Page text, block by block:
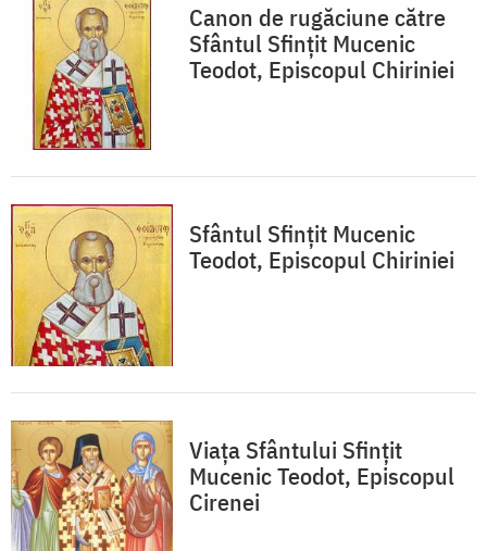
Canon de rugăciune către
Sfântul Sfinţit Mucenic
Teodot, Episcopul Chiriniei
Sfântul Sfințit Mucenic
Teodot, Episcopul Chiriniei
Viața Sfântului Sfințit
Mucenic Teodot, Episcopul
Cirenei